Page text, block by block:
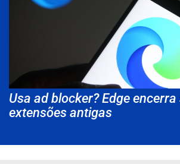
Usa ad blocker? Edge
extensões antigas